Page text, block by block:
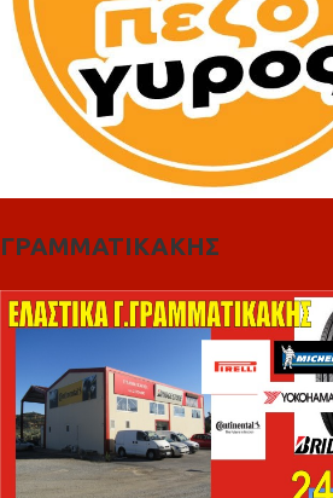
ΓΡΑΜΜΑΤΙΚΑΚΗΣ